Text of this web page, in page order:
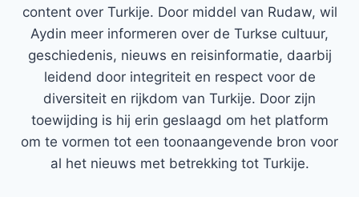
content over Turkije. Door middel van Rudaw, wil
Aydin meer informeren over de Turkse cultuur,
geschiedenis, nieuws en reisinformatie, daarbij
leidend door integriteit en respect voor de
diversiteit en rijkdom van Turkije. Door zijn
toewijding is hij erin geslaagd om het platform
om te vormen tot een toonaangevende bron voor
al het nieuws met betrekking tot Turkije.